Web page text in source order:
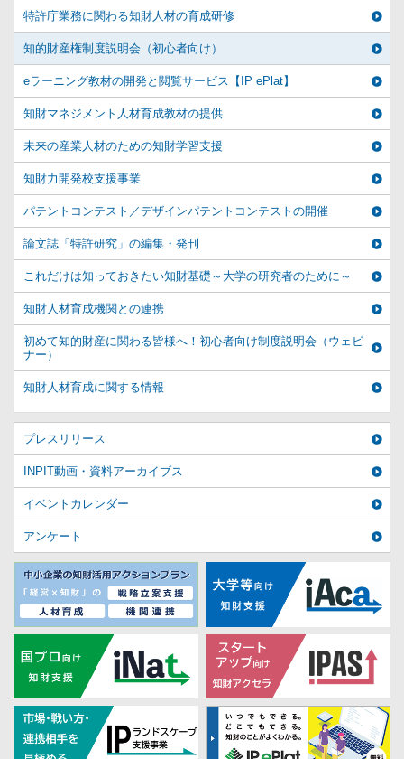
特許庁業務に関わる知財人材の育成研修
知的財産権制度説明会（初心者向け）
eラーニング教材の開発と閲覧サービス【IP ePlat】
知財マネジメント人材育成教材の提供
未来の産業人材のための知財学習支援
知財力開発校支援事業
パテントコンテスト／デザインパテントコンテストの開催
論文誌「特許研究」の編集・発刊
これだけは知っておきたい知財基礎～大学の研究者のために～
知財人材育成機関との連携
初めて知的財産に関わる皆様へ！初心者向け制度説明会（ウェビ
ナー）
知財人材育成に関する情報
プレスリリース
INPIT動画・資料アーカイブス
イベントカレンダー
アンケート